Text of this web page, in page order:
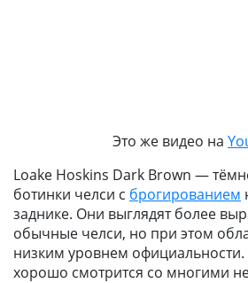
Это же видео на
Loake Hoskins Dark Brown —
ботинки челси с брогированием
заднике. Они выглядят более
обычные челси, но при этом
низким уровнем официальности.
хорошо смотрится со многими